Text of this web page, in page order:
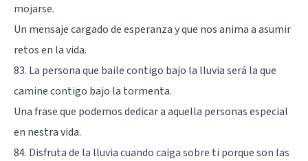
mojarse.
Un mensaje cargado de esperanza y que nos anima a asumir
retos en la vida.
83. La persona que baile contigo bajo la lluvia será la que
camine contigo bajo la tormenta.
Una frase que podemos dedicar a aquella personas especial
en nestra vida.
84. Disfruta de la lluvia cuando caiga sobre ti porque son las